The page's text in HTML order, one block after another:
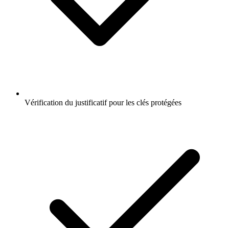
Vérification du justificatif pour les clés protégées